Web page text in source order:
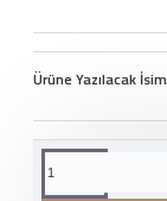
Ürüne Yazılacak İsim
VER